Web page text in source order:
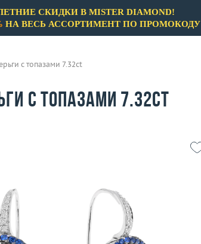
СКИДКИ В MISTER DIAMOND!
НА ВЕСЬ АССОРТИМЕНТ ПО ПРОМОКОДУ
с топазами 7.32ct
с топазами 7.32ct